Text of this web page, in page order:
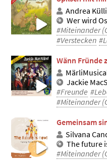
Andrea
Wer wird
#Miteinander
#Verstecken
Wänn Fründe
Jackie
#Freunde
#Miteinander
Gemeinsam
Silvana
The future
#Miteinander